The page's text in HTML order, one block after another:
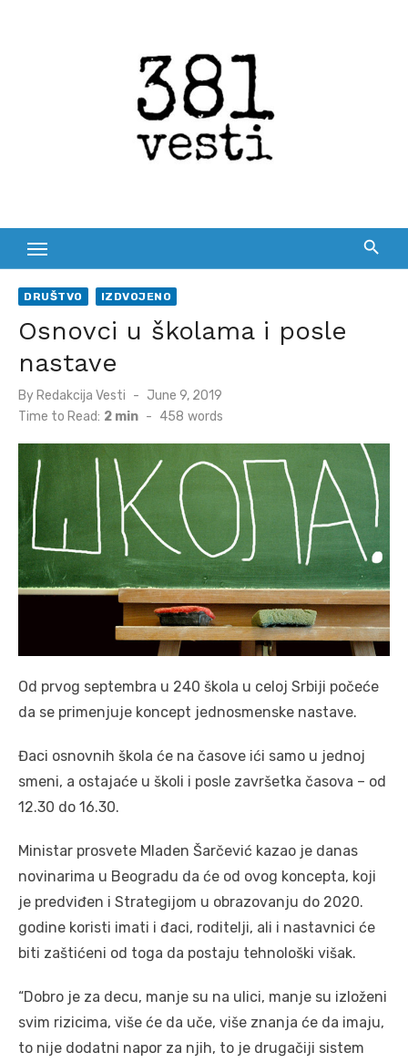
DRUŠTVO IZDVOJENO
Osnovci u školama i posle
nastave
By Redakcija Vesti
Posted
June 9, 2019
Time to Read: 2 min - 458 words
Od prvog septembra u 240 škola u celoj Srbiji počeće
da se primenjuje koncept jednosmenske nastave.
Đaci osnovnih škola će na časove ići samo u jednoj
smeni, a ostajaće u školi i posle završetka časova – od
12.30 do 16.30.
Ministar prosvete Mladen Šarčević kazao je danas
novinarima u Beogradu da će od ovog koncepta, koji
je predviđen i Strategijom u obrazovanju do 2020.
godine koristi imati i đaci, roditelji, ali i nastavnici će
biti zaštićeni od toga da postaju tehnološki višak.
“Dobro je za decu, manje su na ulici, manje su izloženi
svim rizicima, više će da uče, više znanja će da imaju,
to nije dodatni napor za njih, to je drugačiji sistem